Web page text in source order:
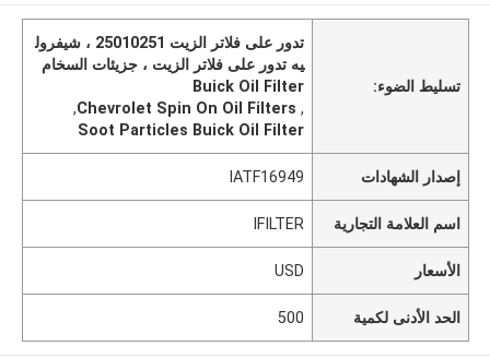
تسليط الضوء:
تدور على فلاتر الزيت 25010251 ، شيفرول
يه تدور على فلاتر الزيت ، جزيئات السخام
Buick Oil Filter
,
Chevrolet Spin On Oil Filters
,
Soot Particles Buick Oil Filter
إصدار الشهادات IATF16949
اسم العلامة التجارية IFILTER
الأسعار USD
الحد الأدنى لكمية 500